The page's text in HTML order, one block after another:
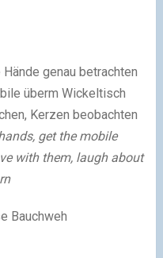
Hände genau betrachten
überm Wickeltisch
Kerzen beobachten
get the mobile
with them, laugh about
Bauchweh